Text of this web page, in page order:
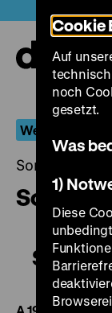
zum
Seiteninhalt
springen
Werner
Sonntag, 22.
Schatten
Cookie
Auf
noch
gesetzt.
Was
1)
Diese